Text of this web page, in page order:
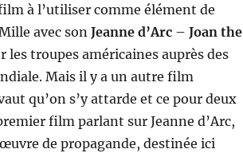
à l’utiliser comme élément de
avec son Jeanne d’Arc– Joan the
les troupes américaines auprès des
Mais il y a un autre film
qu’on s’y attarde et ce pour deux
film parlant sur Jeanne d’Arc,
de propagande, destinée ici